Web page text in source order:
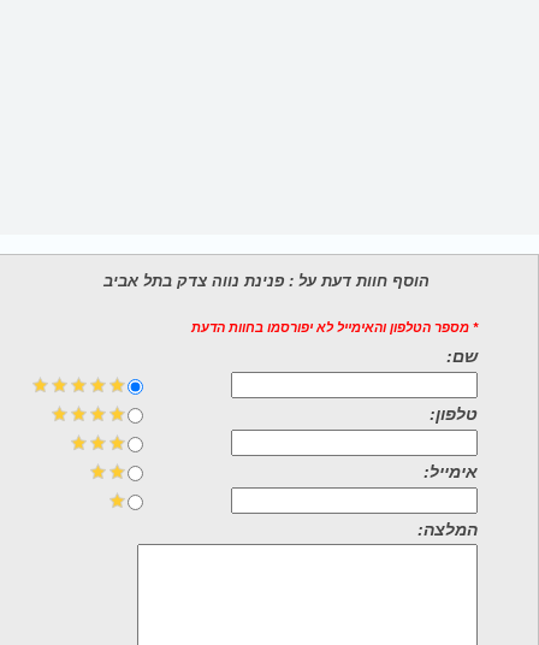
הוסף חוות דעת על : פנינת נווה צדק בתל אביב
* מספר הטלפון והאימייל לא יפורסמו בחוות הדעת
שם:
טלפון:
אימייל:
המלצה: